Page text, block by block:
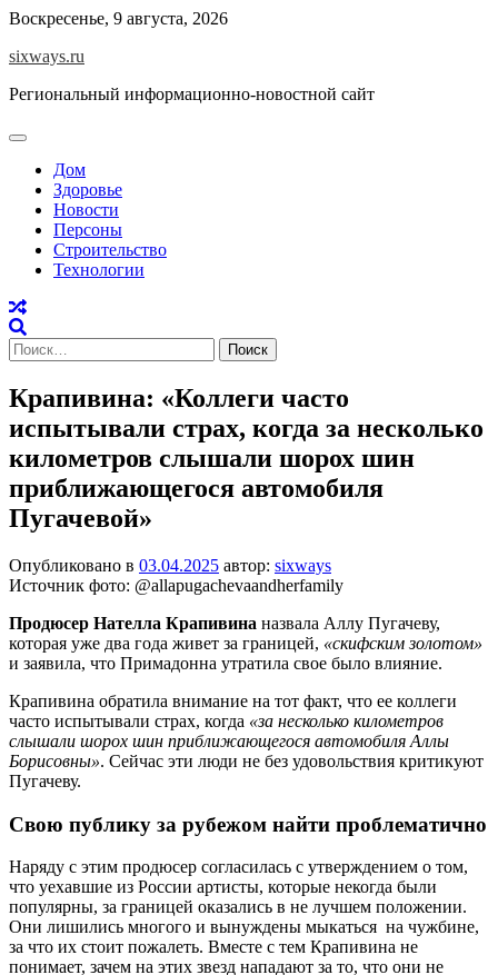
Перейти
содержимому
Воскресенье, 9 августа, 2026
sixways.ru
Региональный информационно-новостной сайт
Дом
Здоровье
Новости
Персоны
Строительство
Технологии
Найти:
Крапивина: «Коллеги часто
испытывали страх, когда за несколько
километров слышали шорох шин
приближающегося автомобиля
Пугачевой»
Опубликовано в 03.04.2025 автор: sixways
Источник фото: @allapugachevaandherfamily
Продюсер Нателла Крапивина назвала Аллу Пугачеву,
которая уже два года живет за границей, «скифским золотом»
и заявила, что Примадонна утратила свое было влияние.
Крапивина обратила внимание на тот факт, что ее коллеги
часто испытывали страх, когда «за несколько километров
слышали шорох шин приближающегося автомобиля Аллы
Борисовны». Сейчас эти люди не без удовольствия критикуют
Пугачеву.
Свою публику за рубежом найти проблематично
Наряду с этим продюсер согласилась с утверждением о том,
что уехавшие из России артисты, которые некогда были
популярны, за границей оказались в не лучшем положении.
Они лишились многого и вынуждены мыкаться на чужбине,
за что их стоит пожалеть. Вместе с тем Крапивина не
понимает, зачем на этих звезд нападают за то, что они не